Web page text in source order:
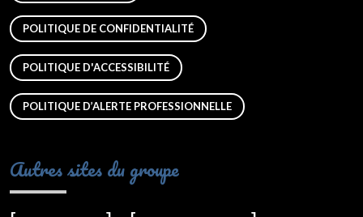
POLITIQUE DE CONFIDENTIALITÉ
POLITIQUE D'ACCESSIBILITÉ
POLITIQUE D’ALERTE PROFESSIONNELLE
Autres sites du groupe